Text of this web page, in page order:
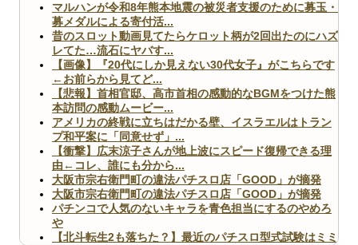
マルハンが令和8年熊本地震の被災者支援のために募玉・
募メダルによる寄付活...
昔のスロット動画見てたらケロット柄が2回出たのにハズ
レてた…流石にヤバす...
【画像】『20代にしか見えない30代女子』がこちらです
←お前らから見てど...
【悲報】首相官邸、高市首相の感動的なBGMをつけた熊
本訪問の感動ムービー...
アメリカの終戦に立ちはだかる壁、イスラエルはトラン
プ和平案に「同意せず」...
【衝撃】広末涼子さんが地上波にスピード復帰できる理
由←コレ、誰にも分から...
大阪市宗右衛門町の違法パチスロ店「GOOD」が摘発
大阪市宗右衛門町の違法パチスロ店「GOOD」が摘発
パチンコで人気のないキャラを青色担当にするのやめろ
や
【北斗転生2も落ちた？】最近のパチスロ型式試験はミミ